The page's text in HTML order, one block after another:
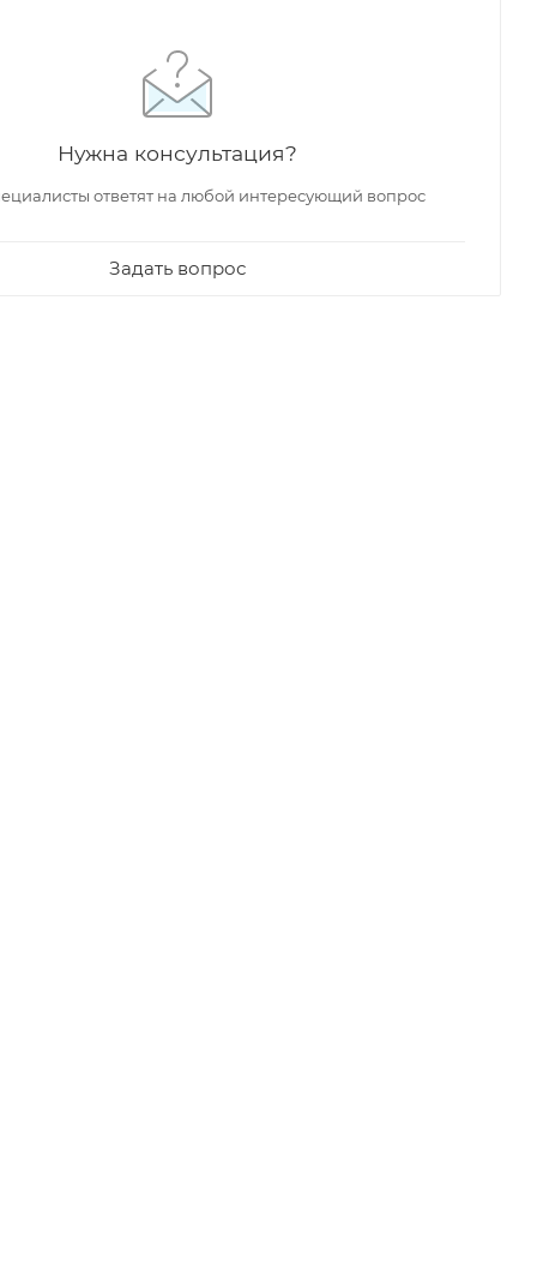
Нужна консультация?
ответят на любой интересующий вопрос
Задать вопрос